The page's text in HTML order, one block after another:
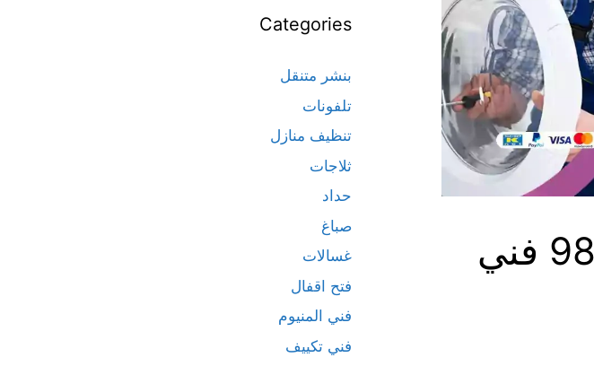
فني غسالات الفنيطيس 98025055 فني
Categories
بنشر متنقل
تلفونات
تنظيف منازل
ثلاجات
حداد
صباغ
غسالات
فتح اقفال
فني المنيوم
فني تكييف